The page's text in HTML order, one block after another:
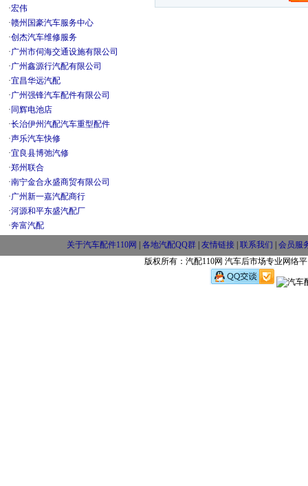
·宏伟
·赣州国豪汽车服务中心
·创杰汽车维修服务
·广州市伺海交通设施有限公司
·广州鑫源行汽配有限公司
·宜昌华远汽配
·广州强锋汽车配件有限公司
· 同辉电池店
·长治伊州汽配汽车重型配件
·声乐汽车快修
·宜良县博弛汽修
·郑州联合
·南宁金合永盛商贸有限公司
·广州新一嘉汽配商行
·河源和平东盛汽配厂
·奔富汽配
关于汽车配件110网 各地汽配QQ群 友情链接 联系我们
会员服
版权所有：汽配110网 汽车后市场专业网络